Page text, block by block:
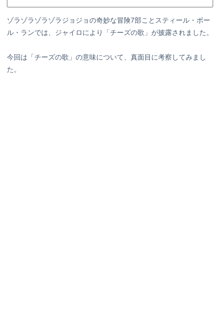
ゾラゾラゾラゾラジョジョの奇妙な冒険7部ことスティール・ボー
ル・ランでは、ジャイロにより「チーズの歌」が披露されました。
今回は「チーズの歌」の意味について、真面目に考察してみまし
た。